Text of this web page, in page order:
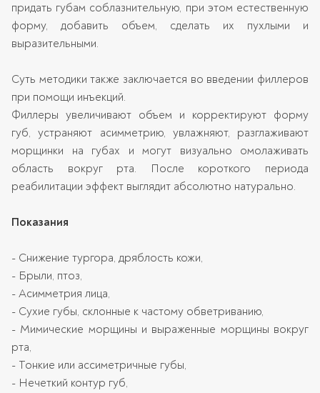
придать губам соблазнительную, при этом естественную
форму, добавить объем, сделать их пухлыми и
выразительными.
Суть методики также заключается во введении филлеров
при помощи инъекций.
Филлеры увеличивают объем и корректируют форму
губ, устраняют асимметрию, увлажняют, разглаживают
морщинки на губах и могут визуально омолаживать
область вокруг рта. После короткого периода
реабилитации эффект выглядит абсолютно натурально.
Показания
- Снижение тургора, дряблость кожи,
- Брыли, птоз,
- Асимметрия лица,
- Сухие губы, склонные к частому обветриванию,
- Мимические морщины и выраженные морщины вокруг
рта,
- Тонкие или ассиметричные губы,
- Нечеткий контур губ,